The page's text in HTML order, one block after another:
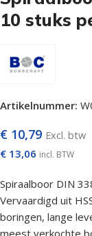
10 stuks
Artikelnummer:
€ 10,79 Excl. btw
€ 13,06 incl. BTW
Spiraalboor DIN
Vervaardigd uit
boringen, lange
meest verkochte